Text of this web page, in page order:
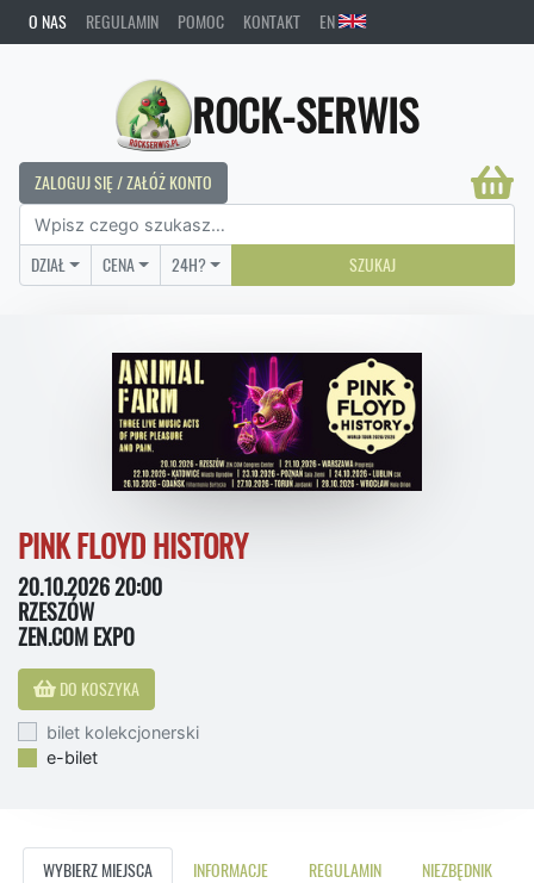
O NAS REGULAMIN POMOC KONTAKT EN
ROCK-SERWIS
ZALOGUJ SIĘ / ZAŁÓŻ KONTO
DZIAŁ CENA 24H? SZUKAJ
PINK FLOYD HISTORY
20.10.2026 20:00
RZESZÓW
ZEN.COM EXPO
DO KOSZYKA
bilet kolekcjonerski
e-bilet
WYBIERZ MIEJSCA INFORMACJE REGULAMIN NIEZBĘDNIK